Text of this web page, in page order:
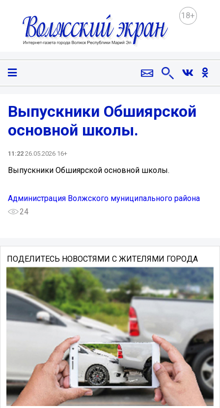
18+
Выпускники Обшиярской
основной школы.
11:22 26.05.2026 16+
Выпускники Обшиярской основной школы.
Администрация Волжского муниципального района
24
ПОДЕЛИТЕСЬ НОВОСТЯМИ С ЖИТЕЛЯМИ ГОРОДА